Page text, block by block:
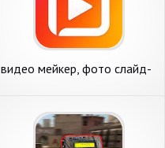
видео мейкер, фото слайд-